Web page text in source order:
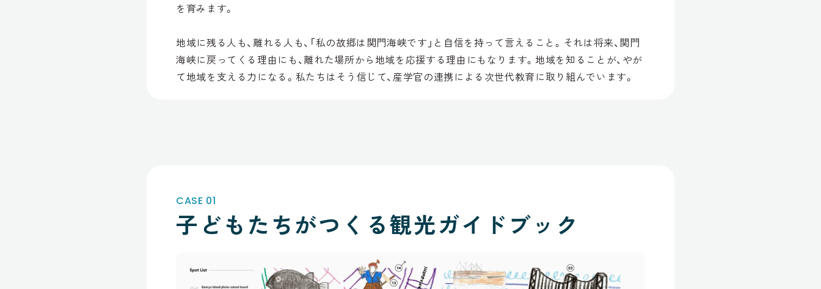
を育みます。
地域に残る人も、離れる人も、「私の故郷は関門海峡です」と自信を持って言えること。それは将来、関門
海峡に戻ってくる理由にも、離れた場所から地域を応援する理由にもなります。地域を知ることが、やが
て地域を支える力になる。私たちはそう信じて、産学官の連携による次世代教育に取り組んでいます。
CASE 01
子どもたちがつくる観光ガイドブック